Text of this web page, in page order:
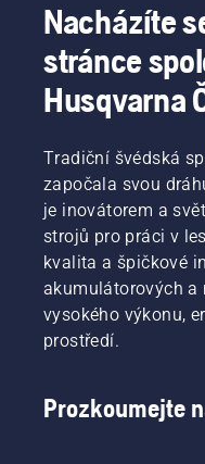
Nacházíte
stránce
Husqvarna
Tradiční švédská
započala svou
je inovátorem a
strojů pro práci v
kvalita a špičkové
akumulátorových a
vysokého výkonu,
prostředí.
Prozkoumejte